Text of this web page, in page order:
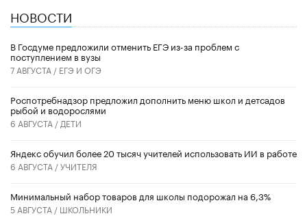
НОВОСТИ
В Госдуме предложили отменить ЕГЭ из-за проблем с
поступлением в вузы
7 АВГУСТА / ЕГЭ И ОГЭ
Роспотребнадзор предложил дополнить меню школ и детсадов
рыбой и водорослями
6 АВГУСТА / ДЕТИ
​Яндекс обучил более 20 тысяч учителей использовать ИИ в работе
6 АВГУСТА /УЧИТЕЛЯ
Минимальный набор товаров для школы подорожал на 6,3%
5 АВГУСТА / ШКОЛЬНИКИ